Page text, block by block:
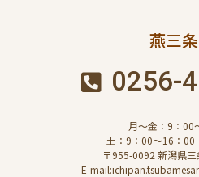
燕三
0256-
月～金：9：00
土：9：00～16：00
〒955-0092 新潟県
E-